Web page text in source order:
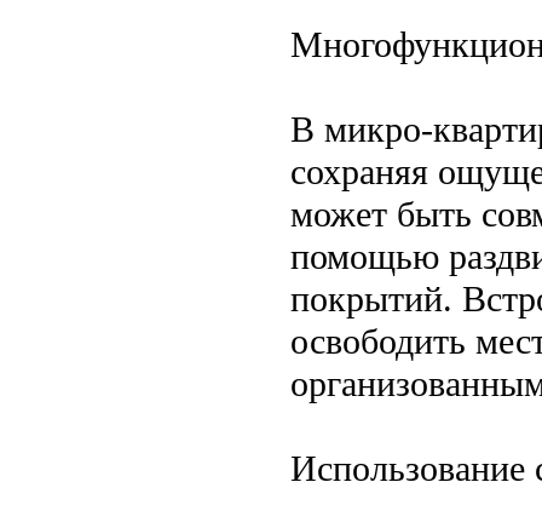
В микро-
сохраняя
может быть
помощью
покрытий.
освободить
Использование